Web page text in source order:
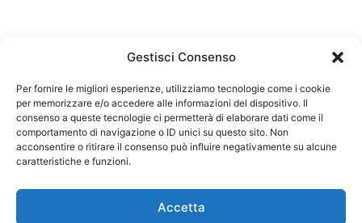
Gestisci Consenso
Per fornire le migliori esperienze, utilizziamo tecnologie come i cookie
per memorizzare e/o accedere alle informazioni del dispositivo. Il
consenso a queste tecnologie ci permetterà di elaborare dati come il
comportamento di navigazione o ID unici su questo sito. Non
acconsentire o ritirare il consenso può influire negativamente su alcune
caratteristiche e funzioni.
Accetta
Federazione Nazionale Degli Ordini dei Biologi:
codice fiscale 80069130583
Responsabile sito internet www.fnob.it: Vincenzo